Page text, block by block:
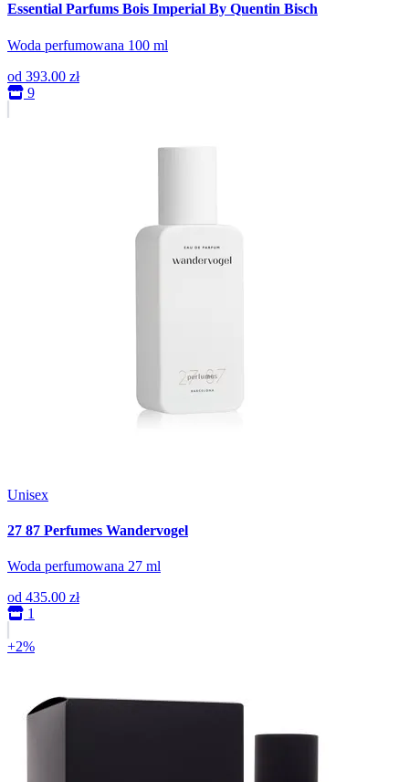
Essential Parfums Bois Imperial By Quentin Bisch
Woda perfumowana 100 ml
od 393.00 zł
9
Unisex
27 87 Perfumes Wandervogel
Woda perfumowana 27 ml
od 435.00 zł
1
+2%